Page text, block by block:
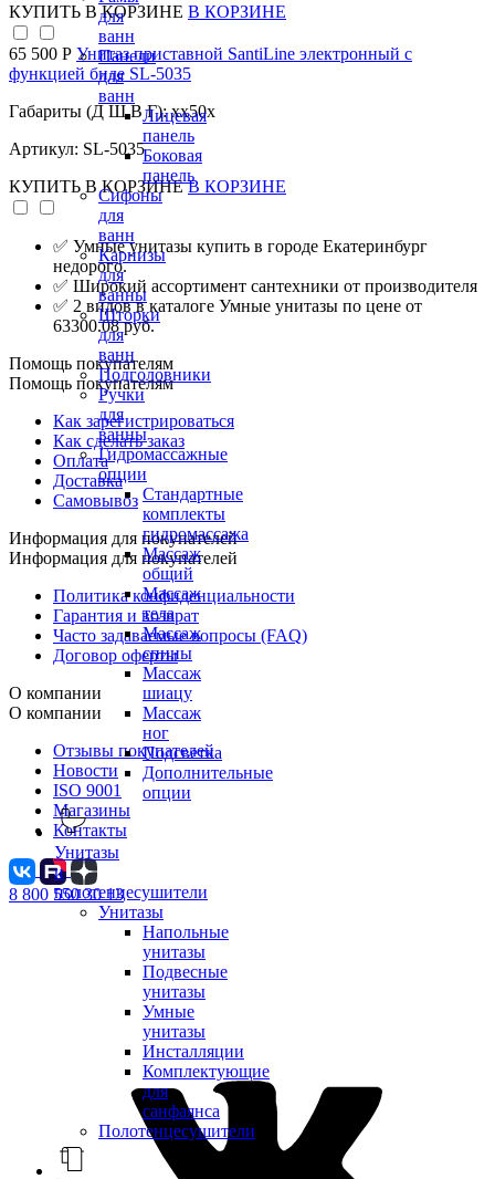
для
ванн
Панели
для
ванн
Лицевая
панель
Боковая
панель
Сифоны
для
ванн
Карнизы
для
ванны
Шторки
для
ванн
Подголовники
Ручки
для
ванны
Гидромассажные
опции
Стандартные
комплекты
гидромассажа
Массаж
общий
Массаж
тела
Массаж
спины
Массаж
шиацу
Массаж
ног
Подсветка
Дополнительные
опции
Унитазы
и
полотенцесушители
Унитазы
Напольные
унитазы
Подвесные
унитазы
Умные
унитазы
Инсталляции
Комплектующие
для
санфаянса
Полотенцесушители
КУПИТЬ В КОРЗИНЕ В КОРЗИНЕ
65 500 Р Унитаз приставной SantiLine электронный с
функцией биде SL-5035
Габариты (Д Ш В Г): xx50x
Артикул: SL-5035
КУПИТЬ В КОРЗИНЕ В КОРЗИНЕ
✅ Умные унитазы купить в городе Екатеринбург
недорого.
✅ Широкий ассортимент сантехники от производителя
✅ 2 видов в каталоге Умные унитазы по цене от
63300.08 руб.
Помощь покупателям
Помощь покупателям
Как зарегистрироваться
Как сделать заказ
Оплата
Доставка
Самовывоз
Информация для покупателей
Информация для покупателей
Политика конфиденциальности
Гарантия и возврат
Часто задаваемые вопросы (FAQ)
Договор оферты
О компании
О компании
Отзывы покупателей
Новости
ISO 9001
Магазины
Контакты
8 800 550 30 13